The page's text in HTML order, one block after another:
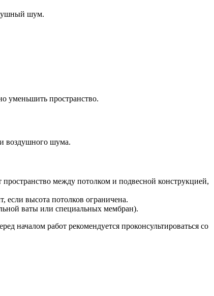
шум.
уменьшить пространство.
воздушного шума.
между потолком и подвесной конструкцией,
если высота потолков ограничена.
ваты или специальных мембран).
началом работ рекомендуется проконсультироваться со